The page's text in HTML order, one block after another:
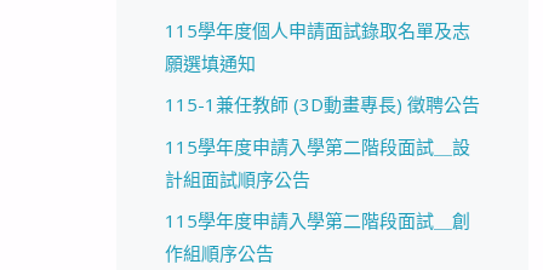
115學年度個人申請面試錄取名單及志
願選填通知
115-1兼任教師 (3D動畫專長) 徵聘公告
115學年度申請入學第二階段面試＿設
計組面試順序公告
115學年度申請入學第二階段面試＿創
作組順序公告